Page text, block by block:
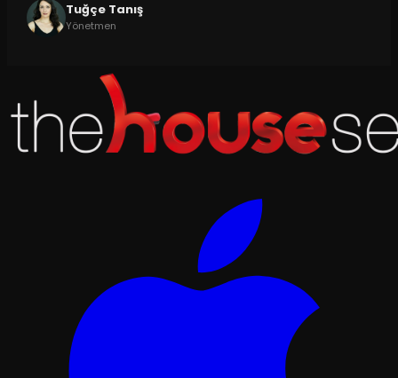
Tuğçe Tanış
Yönetmen